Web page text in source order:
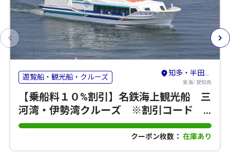
遊覧船・観光船・クルーズ 知多・半田・常滑
東海/ 愛知県
【乗船料１０%割引】名鉄海上観光船 三
河湾・伊勢湾クルーズ ※割引コード
【554】※
クーポン枚数： 在庫あり